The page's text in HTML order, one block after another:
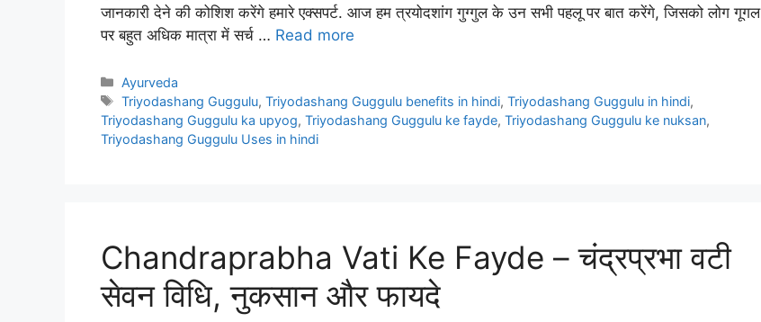
जानकारी देने की कोशिश करेंगे हमारे एक्सपर्ट. आज हम त्रयोदशांग गुग्गुल के उन सभी पहलू पर बात करेंगे, जिसको लोग गूगल
पर बहुत अधिक मात्रा में सर्च … Read more
Categories
Ayurveda
Tags
Triyodashang Guggulu,Triyodashang Guggulu benefits in hindi,Triyodashang Guggulu in hindi,
Triyodashang Guggulu ka upyog, Triyodashang Guggulu ke fayde, Triyodashang Guggulu ke nuksan,
Triyodashang Guggulu Uses in hindi
Chandraprabha Vati Ke Fayde – चंद्रप्रभा वटी
सेवन विधि, नुकसान और फायदे